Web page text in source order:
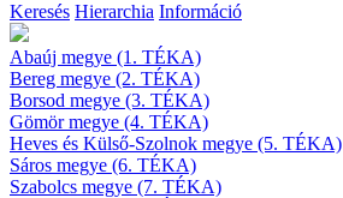
Keresés Hierarchia Információ
Abaúj megye (1. TÉKA)
Bereg megye (2. TÉKA)
Borsod megye (3. TÉKA)
Gömör megye (4. TÉKA)
Heves és Külső-Szolnok megye (5. TÉKA)
Sáros megye (6. TÉKA)
Szabolcs megye (7. TÉKA)